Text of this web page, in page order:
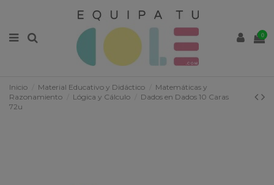
0
Inicio Material Educativo y Didáctico
Matemáticas y
Razonamiento
Lógica y Cálculo
Dados en Dados 10 Caras
72u